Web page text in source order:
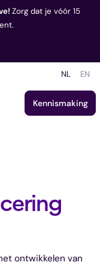
Zorg dat je vóór 15
NL EN
Kennismaking
ontwikkelen van